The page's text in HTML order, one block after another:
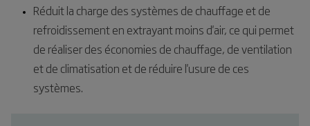
Réduit la charge des systèmes de chauffage et de
refroidissement en extrayant moins d'air, ce qui permet
de réaliser des économies de chauffage, de ventilation
et de climatisation et de réduire l'usure de ces
systèmes.